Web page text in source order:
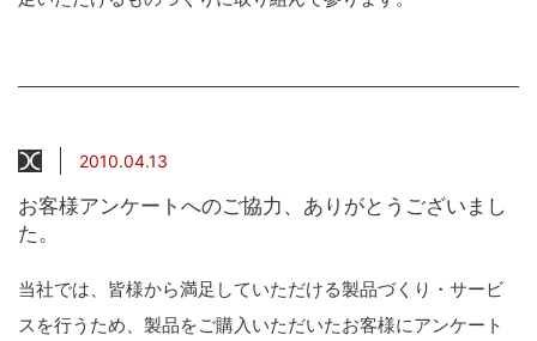
2010.04.13
お客様アンケートへのご協力、ありがとうございまし
た。
当社では、皆様から満足していただける製品づくり・サービ
スを行うため、製品をご購入いただいたお客様にアンケート